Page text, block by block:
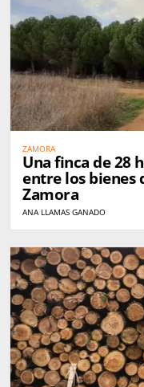
ZAMORA
Una finca de 28
entre los bienes
Zamora
ANA LLAMAS GANADO